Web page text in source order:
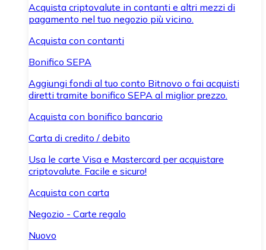
Acquista criptovalute in contanti e altri mezzi di
pagamento nel tuo negozio più vicino.
Acquista con contanti
Bonifico SEPA
Aggiungi fondi al tuo conto Bitnovo o fai acquisti
diretti tramite bonifico SEPA al miglior prezzo.
Acquista con bonifico bancario
Carta di credito / debito
Usa le carte Visa e Mastercard per acquistare
criptovalute. Facile e sicuro!
Acquista con carta
Negozio - Carte regalo
Nuovo